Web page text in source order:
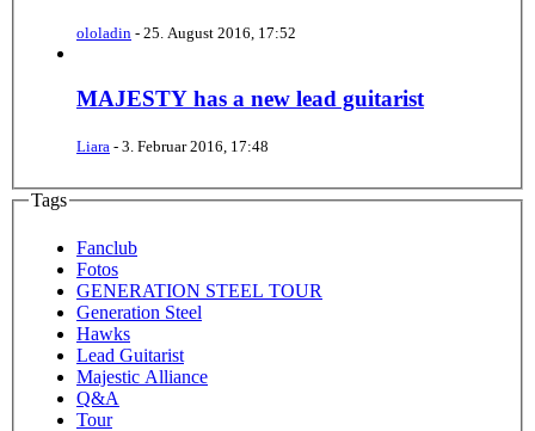
ololadin - 25. August 2016, 17:52
MAJESTY has a new lead guitarist
Liara - 3. Februar 2016, 17:48
Tags
Fanclub
Fotos
GENERATION STEEL TOUR
Generation Steel
Hawks
Lead Guitarist
Majestic Alliance
Q&A
Tour